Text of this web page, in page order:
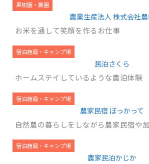
果樹園・農園
農業生産法人 株式会社
お米を通して笑顔を作るお仕事
宿泊施設・キャンプ場
民泊さくら
ホームステイしているような農泊体験
宿泊施設・キャンプ場
農家民宿 ぼっかって
自然農の暮らしをしながら農家民宿や
宿泊施設・キャンプ場
農家民泊かじか